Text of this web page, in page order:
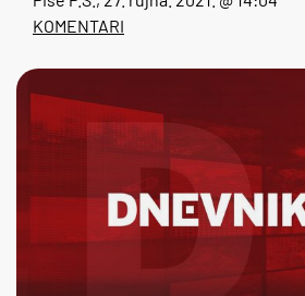
KOMENTARI